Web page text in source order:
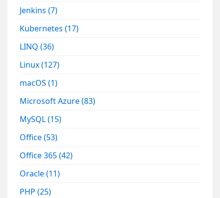
Jenkins(7)
Kubernetes(17)
LINQ(36)
Linux(127)
macOS(1)
Microsoft Azure(83)
MySQL(15)
Office(53)
Office 365(42)
Oracle(11)
PHP(25)